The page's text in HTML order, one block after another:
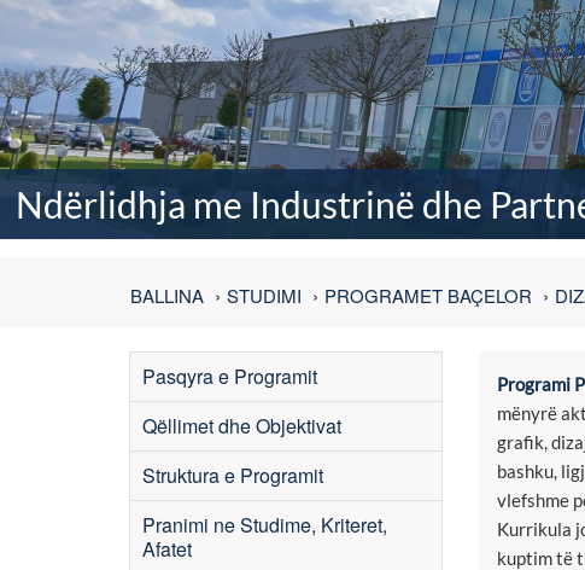
Ndërlidhja me Industrinë dhe
BALLINA STUDIMI PROGRAMET BAÇELOR
Pasqyra e Programit
Qëllimet dhe Objektivat
Struktura e Programit
Pranimi ne Studime, Kriteret,
Afatet
Programi
mënyrë
grafik,
bashku,
vlefshme
Kurrikula
kuptim të